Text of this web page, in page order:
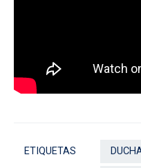
ETIQUETAS